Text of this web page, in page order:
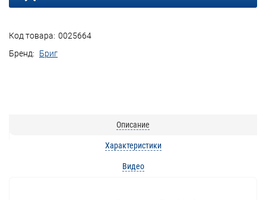
Код товара: 0025664
Бренд:
Бриг
Описание
Характеристики
Видео